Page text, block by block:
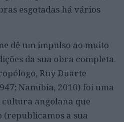
esgotadas há vários
dê um impulso ao muito
da sua obra completa.
Ruy Duarte
Namíbia, 2010) foi uma
angolana que
(republicamos a sua